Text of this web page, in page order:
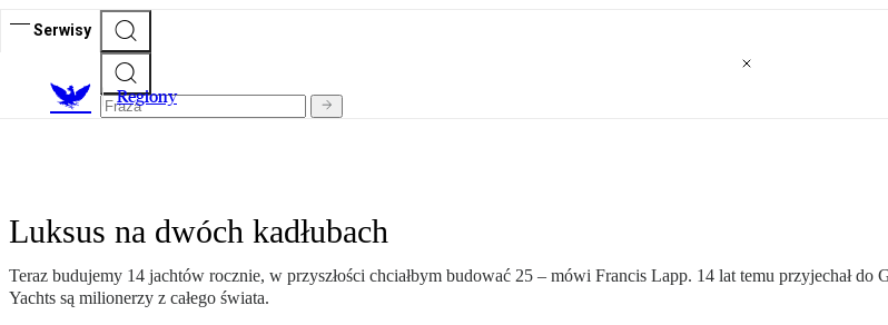
Serwisy
Regiony
Luksus na dwóch kadłubach
Teraz budujemy 14 jachtów rocznie, w przyszłości chciałbym budować 25 – mówi Francis Lapp. 14 lat temu przyjechał
Yachts są milionerzy z całego świata.